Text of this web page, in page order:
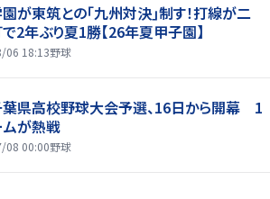
が東筑との｢九州対決｣制す！打線が二
2年ぶり夏1勝【26年夏甲子園】
06 18:13野球
県高校野球大会予選、16日から開幕 1
が熱戦
08 00:00野球